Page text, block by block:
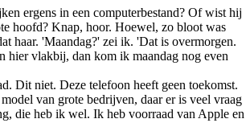
ergens in een computerbestand? Of wist hij
hoofd? Knap, hoor. Hoewel, zo bloot was
haar. 'Maandag?' zei ik. 'Dat is overmorgen.
hier vlakbij, dan kom ik maandag nog even
Dit niet. Deze telefoon heeft geen toekomst.
van grote bedrijven, daar er is veel vraag
die heb ik wel. Ik heb voorraad van Apple en